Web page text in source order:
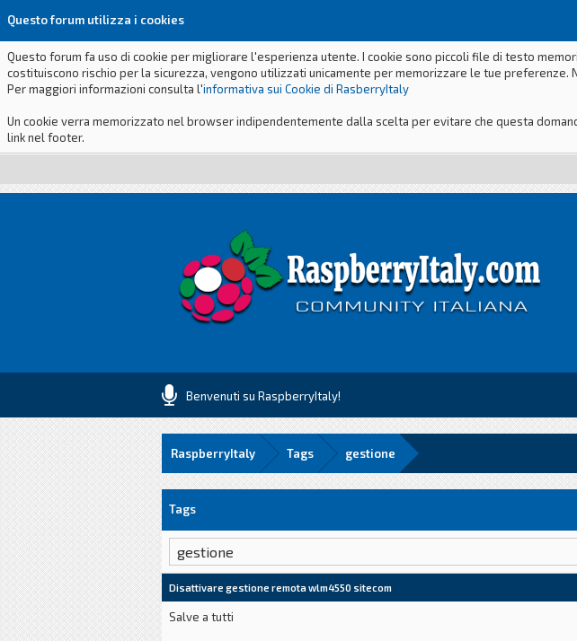
Questo forum utilizza i cookies
Questo forum fa uso di cookie per migliorare l'esperienza utente. I cookie sono piccoli file di testo
costituiscono rischio per la sicurezza, vengono utilizzati unicamente per memorizzare le tue
Per maggiori informazioni consulta l'informativa sui Cookie di RasberryItaly
Un cookie verra memorizzato nel browser indipendentemente dalla scelta per evitare che questa
link nel footer.
Benvenuti su RaspberryItaly!
RaspberryItaly Tags gestione
Tags
Disattivare gestione remota wlm4550 sitecom
Salve a tutti